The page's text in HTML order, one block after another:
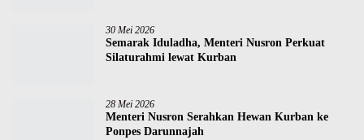
30 Mei 2026
Semarak Iduladha, Menteri Nusron Perkuat
Silaturahmi lewat Kurban
28 Mei 2026
Menteri Nusron Serahkan Hewan Kurban ke
Ponpes Darunnajah